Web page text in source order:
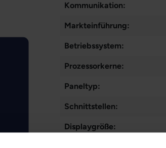
Kommunikation:
Markteinführung:
Betriebssystem:
Prozessorkerne:
Paneltyp:
Schnittstellen:
Displaygröße: